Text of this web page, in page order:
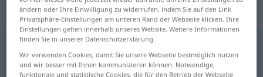
„od“
<gen >
Übersicht aller Übersetzungen
ändern oder Ihre Einwilligung zu widerrufen, indem Sie auf den Link
Privatsphäre-Einstellungen am unteren Rand der Webseite klicken. Ihre
Einstellungen gelten innerhalb unseres Website. Weitere Informationen
finden Sie in unserer Datenschutzerklärung.
Wir verwenden Cookies, damit Sie unsere Webseite bestmöglich nutzen
und wir besser mit Ihnen kommunizieren können. Notwendige,
funktionale und statistische Cookies, die für den Betrieb der Webseite